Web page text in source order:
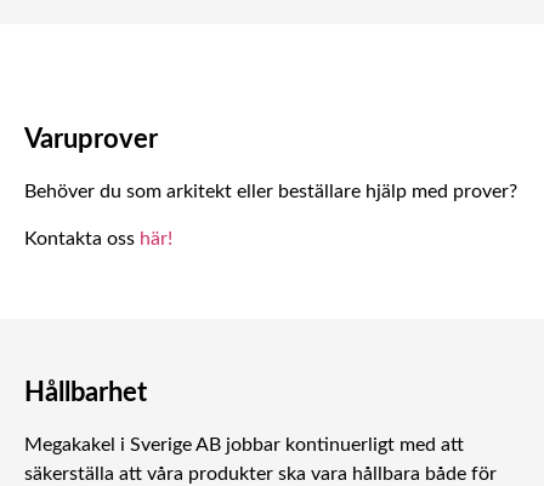
Varuprover
Behöver du som arkitekt eller beställare hjälp med prover?
Kontakta oss här!
Hållbarhet
Megakakel i Sverige AB jobbar kontinuerligt med att
säkerställa att våra produkter ska vara hållbara både för